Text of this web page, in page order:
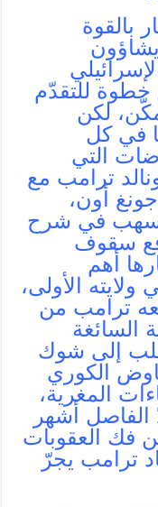
بالقوة
يشاؤون
خطوة للتقدّم
لكن
في كل
التي
ترامب مع
أون،
في شرح
سقوف
أهم
الأولى،
ترامب من
السائغة
إلى شوك
الكوري
المغرية،
الفاصل أشهر
فك العقوبات
ترامب يجرّ